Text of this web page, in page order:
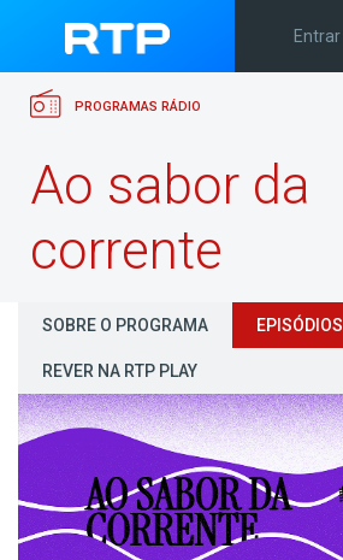
Entrar
PROGRAMAS RÁDIO
Ao sabor da
corrente
SOBRE O PROGRAMA EPISÓDIOS
REVER NA RTP PLAY